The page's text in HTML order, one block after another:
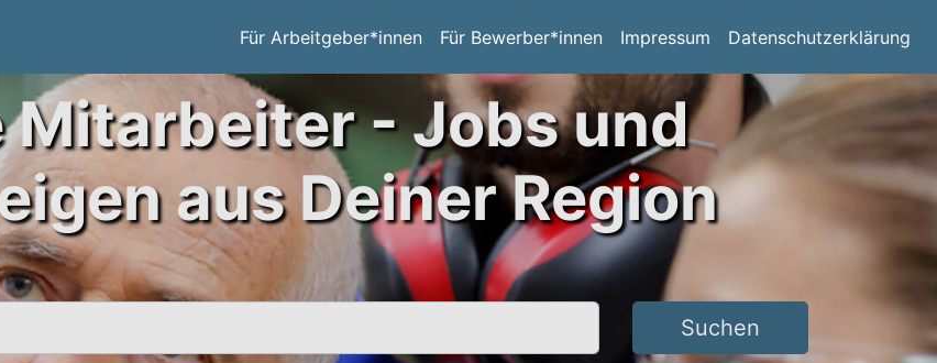
Für Arbeitgeber*innen Für Bewerber*innen Impressum Datenschutzerklärung
Mitarbeiter - Jobs und
aus Deiner Region
Suchen